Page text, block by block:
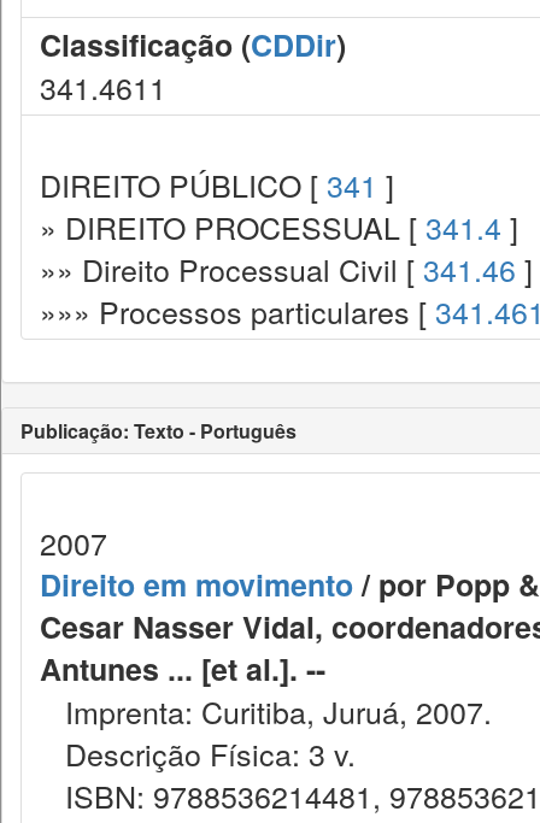
Classificação (CDDir)
341.4611
DIREITO PÚBLICO [ 341 ]
» DIREITO PROCESSUAL [ 341.4 ]
»» Direito Processual Civil [ 341.46 ]
»»» Processos particulares [
Publicação: Texto - Português
2007
Direito em movimento/ por Popp
Cesar Nasser Vidal,
Antunes ... [et al.]. --
Imprenta: Curitiba, Juruá, 2007.
Descrição Física: 3 v.
ISBN: 9788536214481,